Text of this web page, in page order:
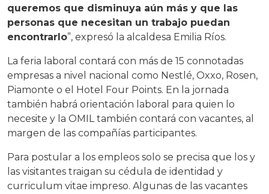
queremos que disminuya aún más y que las
personas que necesitan un trabajo puedan
encontrarlo”, expresó la alcaldesa Emilia Ríos.
La feria laboral contará con más de 15 connotadas
empresas a nivel nacional como Nestlé, Oxxo, Rosen,
Piamonte o el Hotel Four Points. En la jornada
también habrá orientación laboral para quien lo
necesite y la OMIL también contará con vacantes, al
margen de las compañías participantes.
Para postular a los empleos solo se precisa que los y
las visitantes traigan su cédula de identidad y
curriculum vitae impreso. Algunas de las vacantes